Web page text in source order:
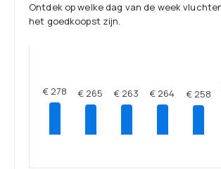
Ontdek op welke dag van de week
het goedkoopst zijn.
€ 278 € 265 € 263 € 264 € 258